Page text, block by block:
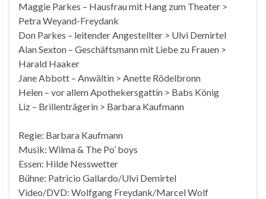
Maggie Parkes – Hausfrau mit Hang zum Theater >
Petra Weyand-Freydank
Don Parkes – leitender Angestellter > Ulvi Demirtel
Alan Sexton – Geschäftsmann mit Liebe zu Frauen >
Harald Haaker
Jane Abbott – Anwältin > Anette Rödelbronn
Helen – vor allem Apothekersgattin > Babs König
Liz – Brillenträgerin > Barbara Kaufmann
Regie: Barbara Kaufmann
Musik: Wilma & The Po’ boys
Essen: Hilde Nesswetter
Bühne: Patricio Gallardo/Ulvi Demirtel
Video/DVD: Wolfgang Freydank/Marcel Wolf